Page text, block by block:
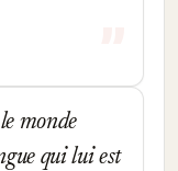
monde
qui lui est